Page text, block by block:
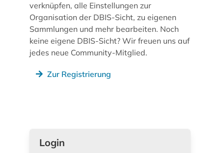
verknüpfen, alle Einstellungen zur
Organisation der DBIS-Sicht, zu eigenen
Sammlungen und mehr bearbeiten. Noch
keine eigene DBIS-Sicht? Wir freuen uns auf
jedes neue Community-Mitglied.
Zur Registrierung
Login